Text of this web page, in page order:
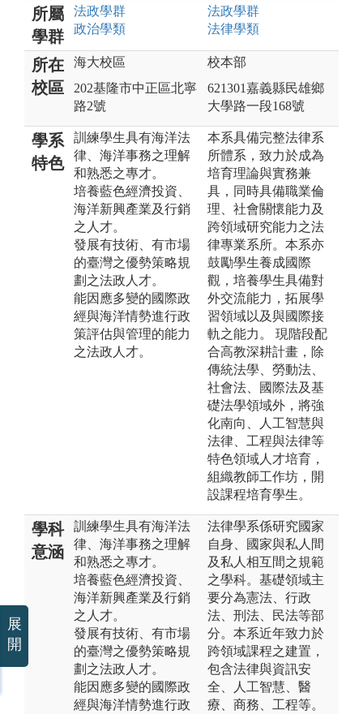
所屬
學群
法政學群
政治學類
法政學群
法律學類
所在
校區
海大校區
202基隆市中正區北寧
路2號
校本部
621301嘉義縣民雄鄉
大學路一段168號
學系
特色
訓練學生具有海洋法
律、海洋事務之理解
和熟悉之專才。
培養藍色經濟投資、
海洋新興產業及行銷
之人才。
發展有技術、有市場
的臺灣之優勢策略規
劃之法政人才。
能因應多變的國際政
經與海洋情勢進行政
策評估與管理的能力
之法政人才。
本系具備完整法律系
所體系，致力於成為
培育理論與實務兼
具，同時具備職業倫
理、社會關懷能力及
跨領域研究能力之法
律專業系所。本系亦
鼓勵學生養成國際
觀，培養學生具備對
外交流能力，拓展學
習領域以及與國際接
軌之能力。 現階段配
合高教深耕計畫，除
傳統法學、勞動法、
社會法、國際法及基
礎法學領域外，將強
化南向、人工智慧與
法律、工程與法律等
特色領域人才培育，
組織教師工作坊，開
設課程培育學生。
學科
意涵
訓練學生具有海洋法
律、海洋事務之理解
和熟悉之專才。
培養藍色經濟投資、
海洋新興產業及行銷
之人才。
發展有技術、有市場
的臺灣之優勢策略規
劃之法政人才。
能因應多變的國際政
經與海洋情勢進行政
法律學系係研究國家
自身、國家與私人間
及私人相互間之規範
之學科。基礎領域主
要分為憲法、行政
法、刑法、民法等部
分。本系近年致力於
跨領域課程之建置，
包含法律與資訊安
全、人工智慧、醫
療、商務、工程等。
展
開